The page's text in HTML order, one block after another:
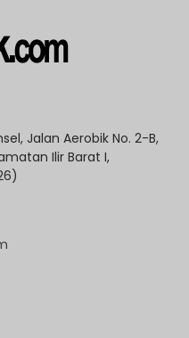
Jalan Aerobik No. 2-B,
Ilir Barat I,